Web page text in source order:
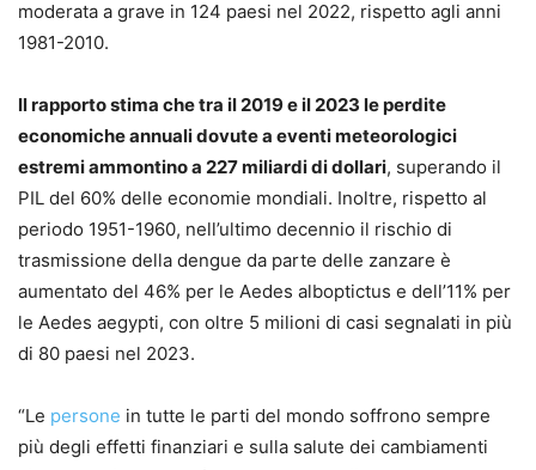
moderata a grave in 124 paesi nel 2022, rispetto agli anni
1981-2010.
Il rapporto stima che tra il 2019 e il 2023 le perdite
economiche annuali dovute a eventi meteorologici
estremi ammontino a 227 miliardi di dollari, superando il
PIL del 60% delle economie mondiali. Inoltre, rispetto al
periodo 1951-1960, nell’ultimo decennio il rischio di
trasmissione della dengue da parte delle zanzare è
aumentato del 46% per le Aedes alboptictus e dell’11% per
le Aedes aegypti, con oltre 5 milioni di casi segnalati in più
di 80 paesi nel 2023.
“Le persone in tutte le parti del mondo soffrono sempre
più degli effetti finanziari e sulla salute dei cambiamenti